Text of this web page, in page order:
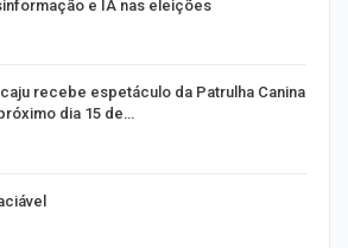
e IA nas eleições
recebe espetáculo da Patrulha Canina
dia 15 de…